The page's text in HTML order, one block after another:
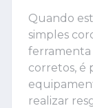
Quando
simples
ferramenta
corretos, é
realizar